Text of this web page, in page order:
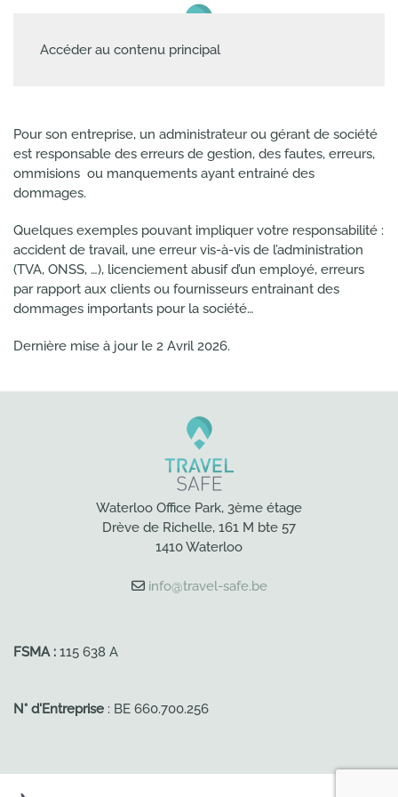
Accéder au contenu principal
Pour son entreprise, un administrateur ou gérant de société
est responsable des erreurs de gestion, des fautes, erreurs,
ommisions ou manquements ayant entrainé des
dommages.
Quelques exemples pouvant impliquer votre responsabilité :
accident de travail, une erreur vis-à-vis de l’administration
(TVA, ONSS, …), licenciement abusif d’un employé, erreurs
par rapport aux clients ou fournisseurs entrainant des
dommages importants pour la société…
Dernière mise à jour le 2 Avril 2026.
Waterloo Office Park, 3ème étage
Drève de Richelle, 161 M bte 57
1410 Waterloo
info@travel-safe.be
FSMA : 115 638 A
N° d'Entreprise : BE 660.700.256